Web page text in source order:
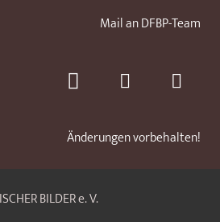
Mail an DFBP-Team
Änderungen vorbehalten!
BILDER e. V.